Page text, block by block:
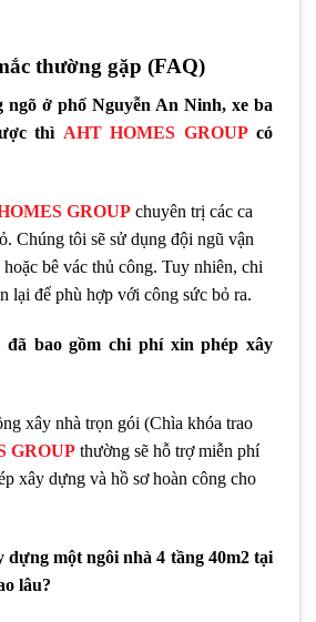
thường gặp (FAQ)
ở phố Nguyễn An Ninh, xe ba
thì AHT HOMES GROUPcó
GROUP chuyên trị các ca
Chúng tôi sẽ sử dụng đội ngũ vận
bê vác thủ công. Tuy nhiên, chi
lại để phù hợp với công sức bỏ ra.
bao gồm chi phí xin phép xây
xây nhà trọn gói (Chìa khóa trao
GROUP thường sẽ hỗ trợ miễn phí
xây dựng và hồ sơ hoàn công cho
một ngôi nhà 4 tầng 40m2 tại
lâu?